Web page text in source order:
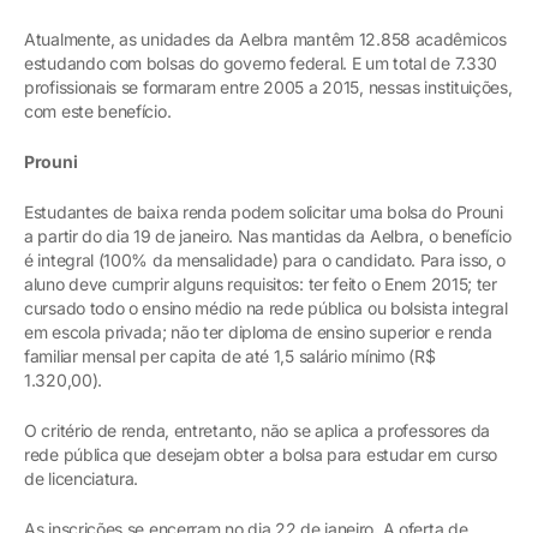
Atualmente, as unidades da Aelbra mantêm 12.858 acadêmicos
estudando com bolsas do governo federal. E um total de 7.330
profissionais se formaram entre 2005 a 2015, nessas instituições,
com este benefício.
Prouni
Estudantes de baixa renda podem solicitar uma bolsa do Prouni
a partir do dia 19 de janeiro. Nas mantidas da Aelbra, o benefício
é integral (100% da mensalidade) para o candidato. Para isso, o
aluno deve cumprir alguns requisitos: ter feito o Enem 2015; ter
cursado todo o ensino médio na rede pública ou bolsista integral
em escola privada; não ter diploma de ensino superior e renda
familiar mensal per capita de até 1,5 salário mínimo (R$
1.320,00).
O critério de renda, entretanto, não se aplica a professores da
rede pública que desejam obter a bolsa para estudar em curso
de licenciatura.
As inscrições se encerram no dia 22 de janeiro. A oferta de